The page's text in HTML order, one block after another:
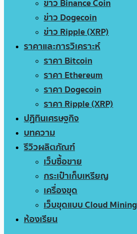
ข่าว Binance Coin
ข่าว Dogecoin
ข่าว Ripple (XRP)
ราคาและการวิเคราะห์
ราคา Bitcoin
ราคา Ethereum
ราคา Dogecoin
ราคา Ripple (XRP)
ปฏิทินเศรษฐกิจ
บทความ
รีวิวผลิตภัณฑ์
เว็บซื้อขาย
กระเป๋าเก็บเหรียญ
เครื่องขุด
เว็บขุดแบบ Cloud Mining
ห้องเรียน